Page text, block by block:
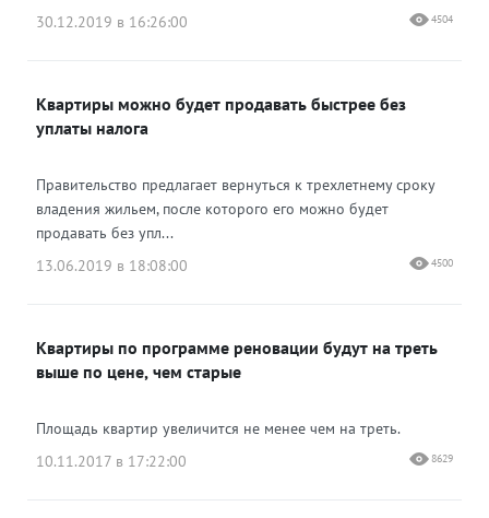
30.12.2019 в 16:26:00
4504
Квартиры можно будет продавать быстрее без
уплаты налога
Правительство предлагает вернуться к трехлетнему сроку
владения жильем, после которого его можно будет
продавать без упл...
13.06.2019 в 18:08:00
4500
Квартиры по программе реновации будут на треть
выше по цене, чем старые
Площадь квартир увеличится не менее чем на треть.
10.11.2017 в 17:22:00
8629